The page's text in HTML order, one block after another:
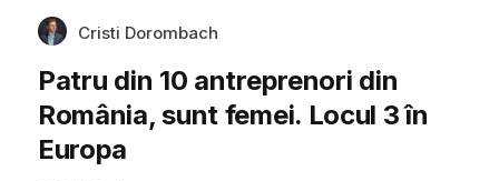
Cristi Dorombach
Patru din 10 antreprenori din
România, sunt femei. Locul 3 în
Europa